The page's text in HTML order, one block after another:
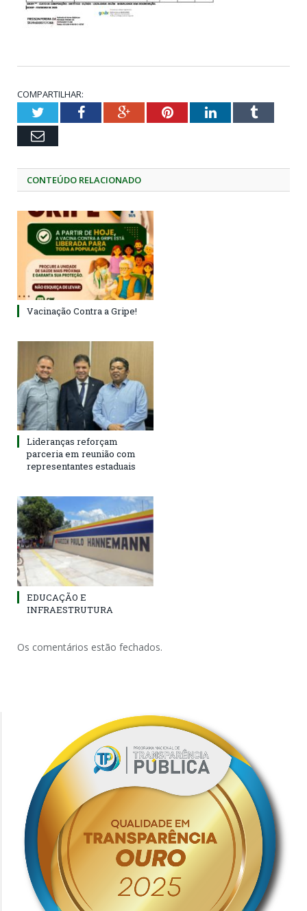
COMPARTILHAR:
TwitterFacebookGoogle+PinterestLinkedInTumblr
Email
CONTEÚDO RELACIONADO
Vacinação Contra a Gripe!
Lideranças reforçam
parceria em reunião com
representantes estaduais
EDUCAÇÃO E
INFRAESTRUTURA
Os comentários estão fechados.